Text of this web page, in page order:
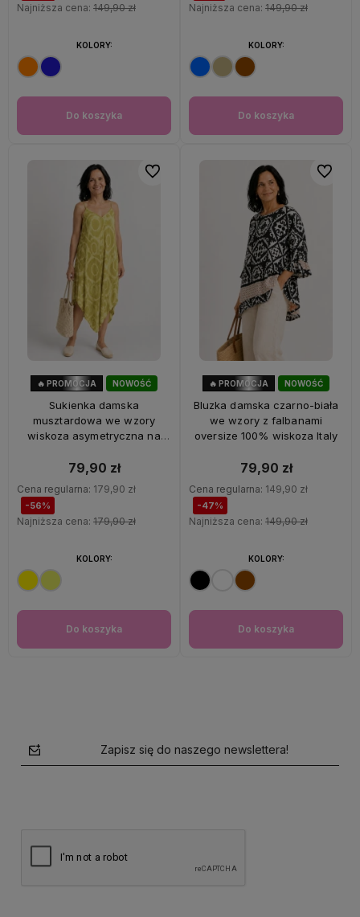
Najniższa cena: 149,90 zł
Do koszyka
KOLORY:
Najniższa cena: 149,90 zł
Do koszyka
KOLORY:
NOWOŚĆ
🔥 PROMOCJA
Sukienka damska
musztardowa we wzory
wiskoza asymetryczna na
79,90 zł
Cena regularna: 179,90 zł
-56%
Najniższa cena: 179,90 zł
Do koszyka
KOLORY:
Do ulubionych
NOWOŚĆ
🔥 PROMOCJA
Bluzka damska czarno-biała
we wzory z falbanami
oversize 100% wiskoza Italy
79,90 zł
Cena regularna: 149,90 zł
-47%
Najniższa cena: 149,90 zł
Do koszyka
KOLORY:
Do
Zapisz się do naszego newslettera!